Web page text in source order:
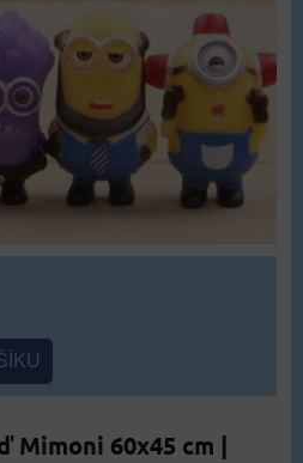
Mimoni 60x45 cm |